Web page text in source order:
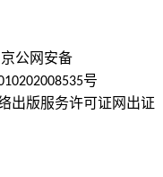
公网安备
号
出版服务许可证网出证